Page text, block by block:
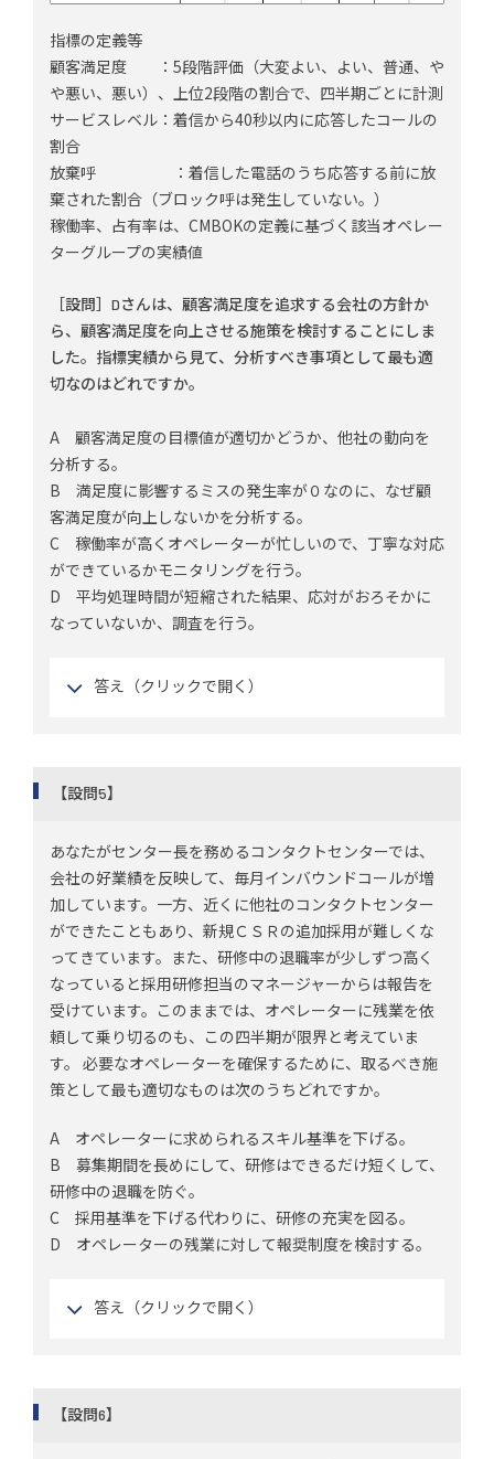
指標の定義等
顧客満足度 ：5段階評価（大変よい、よい、普通、や
や悪い、悪い）、上位2段階の割合で、四半期ごとに計測
サービスレベル：着信から40秒以内に応答したコールの
割合
放棄呼 ：着信した電話のうち応答する前に放
棄された割合（ブロック呼は発生していない。）
稼働率、占有率は、CMBOKの定義に基づく該当オペレー
ターグループの実績値
［設問］Dさんは、顧客満足度を追求する会社の方針か
ら、顧客満足度を向上させる施策を検討することにしま
した。指標実績から見て、分析すべき事項として最も適
切なのはどれですか。
A 顧客満足度の目標値が適切かどうか、他社の動向を
分析する。
B 満足度に影響するミスの発生率が０なのに、なぜ顧
客満足度が向上しないかを分析する。
C 稼働率が高くオペレーターが忙しいので、丁寧な対応
ができているかモニタリングを行う。
D 平均処理時間が短縮された結果、応対がおろそかに
なっていないか、調査を行う。
答え（クリックで開く）
【設問5】
あなたがセンター長を務めるコンタクトセンターでは、
会社の好業績を反映して、毎月インバウンドコールが増
加しています。一方、近くに他社のコンタクトセンター
ができたこともあり、新規ＣＳＲの追加採用が難しくな
ってきています。また、研修中の退職率が少しずつ高く
なっていると採用研修担当のマネージャーからは報告を
受けています。このままでは、オペレーターに残業を依
頼して乗り切るのも、この四半期が限界と考えていま
す。 必要なオペレーターを確保するために、取るべき施
策として最も適切なものは次のうちどれですか。
A オペレーターに求められるスキル基準を下げる。
B 募集期間を長めにして、研修はできるだけ短くして、
研修中の退職を防ぐ。
C 採用基準を下げる代わりに、研修の充実を図る。
D オペレーターの残業に対して報奨制度を検討する。
答え（クリックで開く）
【設問6】